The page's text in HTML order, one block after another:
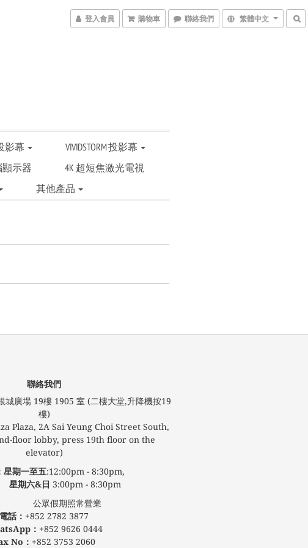
登入會員 購物車 聯絡我們 繁體中文
影幕
VIVIDSTORM 投影幕
顯示器
4K 超短焦激光電視
其他產品
聯絡我們
城廣場​ 19樓 1905 室 (二樓大堂,升降機按19
樓)
Plaza, 2A Sai Yeung Choi Street South,
floor lobby, press 19th floor on the
elevator)
星期一至五:12:00pm - 8:30pm,
星期六&日 3:00pm - 8:30pm
眾假期照常營業
電話： +852 2782 3877
： +852 9626 0444
No： +852 3753 2060